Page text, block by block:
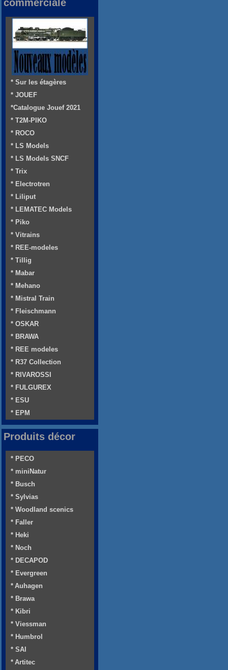
commerciale
* Sur les étagères
* JOUEF
*Catalogue Jouef 2021
* T2M-PIKO
* ROCO
* LS Models
* LS Models SNCF
* Trix
* Electrotren
* Liliput
* LEMATEC Models
* Piko
* Vitrains
* REE-modeles
* Tillig
* Mabar
* Mehano
* Mistral Train
* Fleischmann
* OSKAR
* BRAWA
* REE modeles
* R37 Collection
* RIVAROSSI
* FULGUREX
* ESU
* EPM
Produits décor
* PECO
* miniNatur
* Busch
* Sylvias
* Woodland scenics
* Faller
* Heki
* Noch
* DECAPOD
* Evergreen
* Auhagen
* Brawa
* Kibri
* Viessman
* Humbrol
* SAI
* Artitec